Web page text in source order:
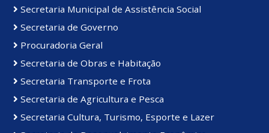
Secretaria Municipal de Assistência Social
Secretaria de Governo
Procuradoria Geral
Secretaria de Obras e Habitação
Secretaria Transporte e Frota
Secretaria de Agricultura e Pesca
Secretaria Cultura, Turismo, Esporte e Lazer